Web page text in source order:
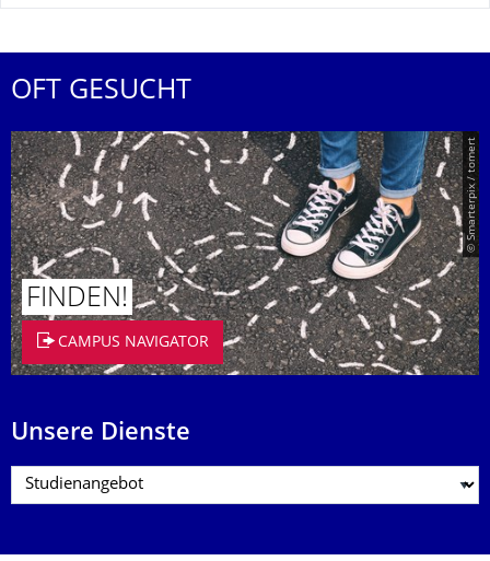
OFT GESUCHT
© Smarterpix / tomert
FINDEN!
CAMPUS NAVIGATOR
Unsere Dienste